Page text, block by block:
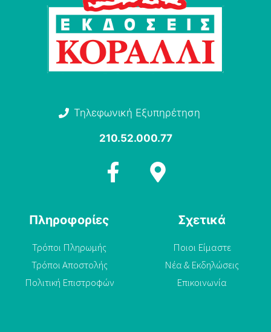
Τηλεφωνική Εξυπηρέτηση
210.52.000.77
Πληροφορίες
Τρόποι Πληρωμής
Τρόποι Αποστολής
Πολιτική Επιστροφών
Σχετικά
Ποιοι Είμαστε
Νέα & Εκδηλώσεις
Επικοινωνία